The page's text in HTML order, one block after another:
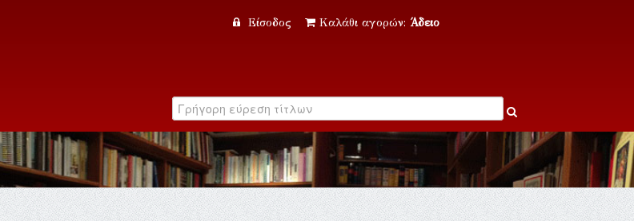
Είσοδος Καλάθι αγορών: Άδειο